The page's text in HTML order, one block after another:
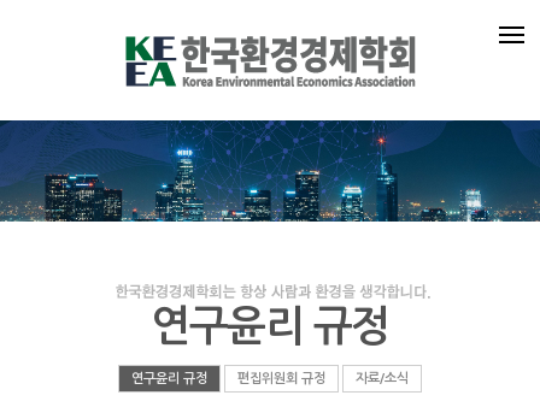
연구윤리 규정
연구윤리 규정 편집위원회 규정 자료/소식